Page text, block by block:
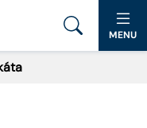
MENU